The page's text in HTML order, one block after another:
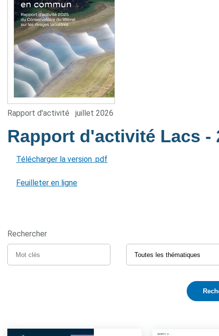
Rapport d'activité juillet 2026
Rapport d'activité Lacs -
Télécharger la version .pdf
Feuilleter en ligne
Rechercher